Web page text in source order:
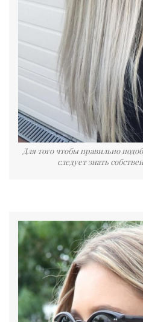
Для того чтобы правильно
следует знать